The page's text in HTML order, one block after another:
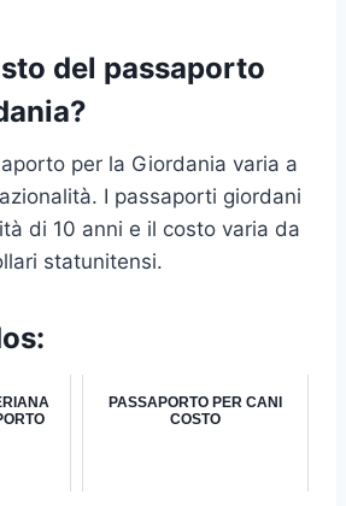
del passaporto
per la Giordania varia a
I passaporti giordani
di 10 anni e il costo varia da
statunitensi.
PASSAPORTO PER CANI
COSTO